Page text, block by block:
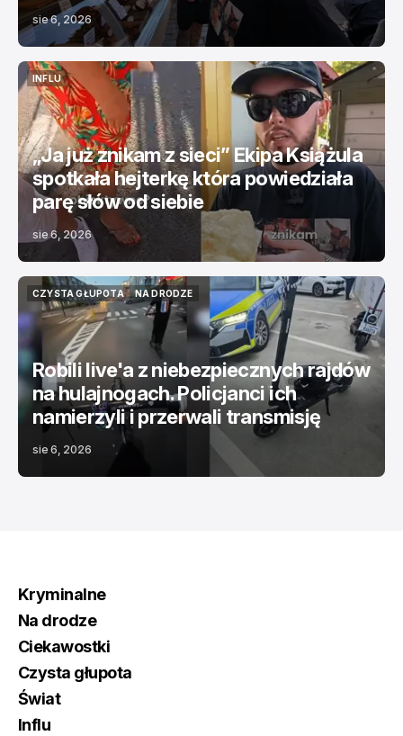
sie 6, 2026
INFLU
INFLU
„Ja już znikam z sieci” Ekipa Książula
spotkała hejterkę która powiedziała
parę słów od siebie
sie 6, 2026
CZYSTA GŁUPOTA
CZYSTA GŁUPOTA
NA DRODZE
NA DRODZE
Robili live'a z niebezpiecznych rajdów
na hulajnogach. Policjanci ich
namierzyli i przerwali transmisję
sie 6, 2026
Kryminalne
Na drodze
Ciekawostki
Czysta głupota
Świat
Influ